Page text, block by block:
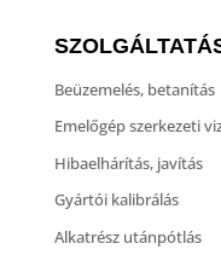
Beüzemelés, betanítás
Emelőgép szerkezeti
Hibaelhárítás, javítás
Gyártói kalibrálás
Alkatrész utánpótlás